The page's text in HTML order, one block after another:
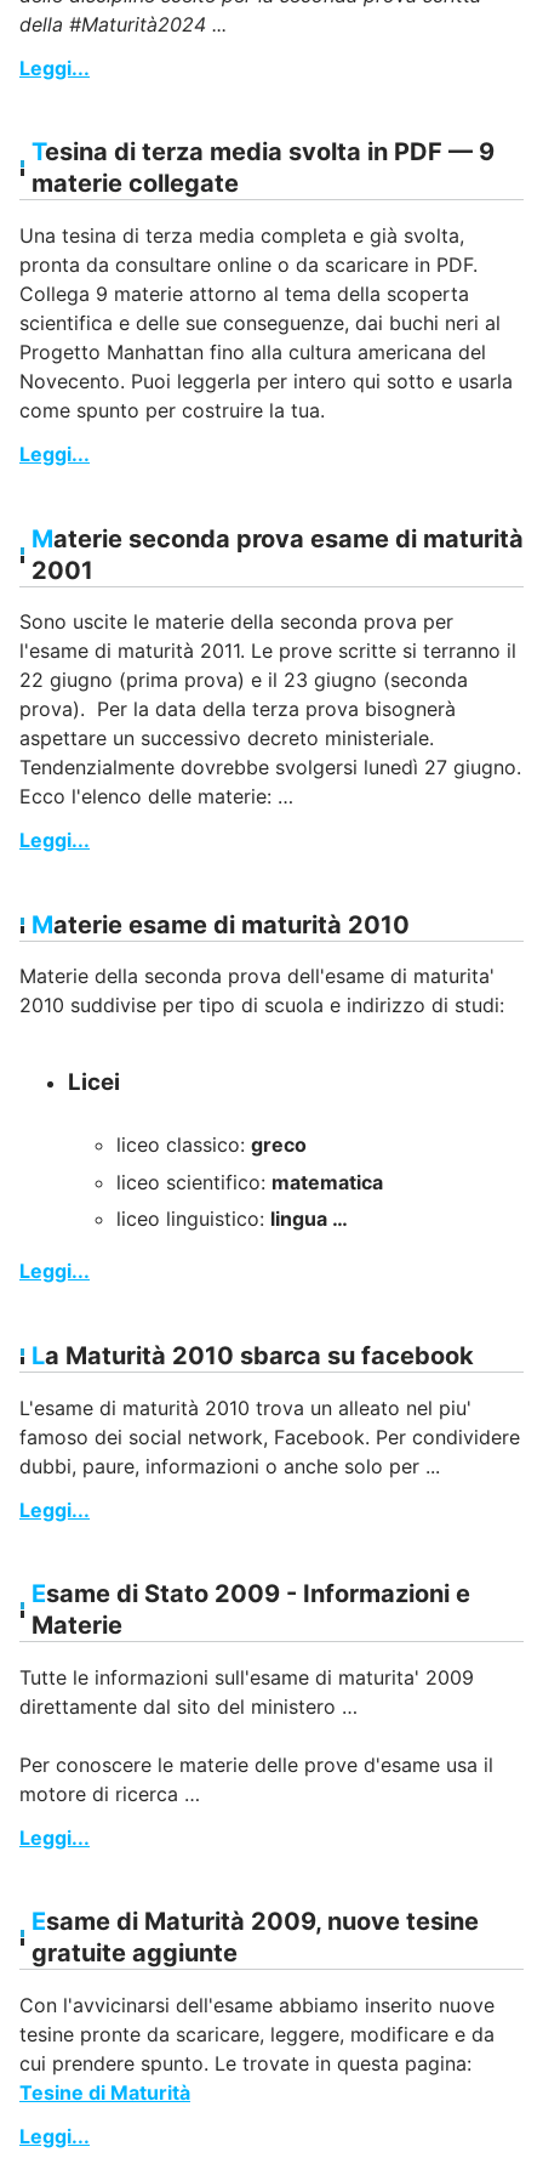
della #Maturità2024 ...
Leggi...
Tesina di terza media svolta in PDF — 9
materie collegate
Una tesina di terza media completa e già svolta,
pronta da consultare online o da scaricare in PDF.
Collega 9 materie attorno al tema della scoperta
scientifica e delle sue conseguenze, dai buchi neri al
Progetto Manhattan fino alla cultura americana del
Novecento. Puoi leggerla per intero qui sotto e usarla
come spunto per costruire la tua.
Leggi...
Materie seconda prova esame di maturità
2001
Sono uscite le materie della seconda prova per
l'esame di maturità 2011. Le prove scritte si terranno il
22 giugno (prima prova) e il 23 giugno (seconda
prova). Per la data della terza prova bisognerà
aspettare un successivo decreto ministeriale.
Tendenzialmente dovrebbe svolgersi lunedì 27 giugno.
Ecco l'elenco delle materie: …
Leggi...
Materie esame di maturità 2010
Materie della seconda prova dell'esame di maturita'
2010 suddivise per tipo di scuola e indirizzo di studi:
Licei
liceo classico: greco
liceo scientifico: matematica
liceo linguistico: lingua …
Leggi...
La Maturità 2010 sbarca su facebook
L'esame di maturità 2010 trova un alleato nel piu'
famoso dei social network, Facebook. Per condividere
dubbi, paure, informazioni o anche solo per ...
Leggi...
Esame di Stato 2009 - Informazioni e
Materie
Tutte le informazioni sull'esame di maturita' 2009
direttamente dal sito del ministero …
Per conoscere le materie delle prove d'esame usa il
motore di ricerca …
Leggi...
Esame di Maturità 2009, nuove tesine
gratuite aggiunte
Con l'avvicinarsi dell'esame abbiamo inserito nuove
tesine pronte da scaricare, leggere, modificare e da
cui prendere spunto. Le trovate in questa pagina:
Tesine di Maturità
Leggi...